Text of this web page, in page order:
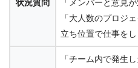
状況質問
「メンバーと意見
「大人数のプロジ
立ち位置で仕事をし
「チーム内で発生